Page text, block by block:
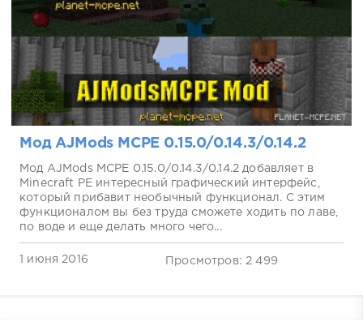
Мод AJMods MCPE 0.15.0/0.14.3/0.14.2
Мод AJMods MCPE 0.15.0/0.14.3/0.14.2 добавляет в
Minecraft PE интересный графический интерфейс,
который прибавит необычный функционал. С этим
функционалом вы без труда сможете ходить по лаве,
по воде и еще делать много чего...
1 июня 2016 Просмотров: 2 499